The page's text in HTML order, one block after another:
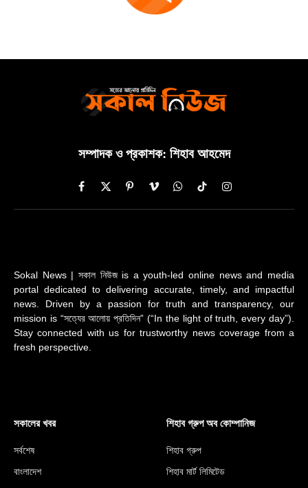
সম্পাদক ও প্রকাশক: শিহাব আহমেদ
Facebook
X
(Twitter)
PinterestVimeoWhatsAppTikTokInstagram
Sokal News | সকাল নিউজ is a youth-led online news and media
portal dedicated to delivering accurate, timely, and impactful
news. Driven by a passion for truth and transparency, our
mission is “সত্যের আলোয় প্রতিদিন” (“In the light of truth, every day”).
Stay connected with us for trustworthy news coverage from a
fresh perspective.
সকালের খবর
সর্বশেষ
বাংলাদেশ
শিহাব গ্রুপ অব কোম্পানিজ
শিহাব গ্রুপ
শিহাব মার্ট লিমিটেড